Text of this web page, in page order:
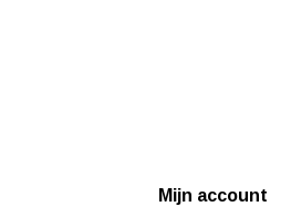
Mijn account